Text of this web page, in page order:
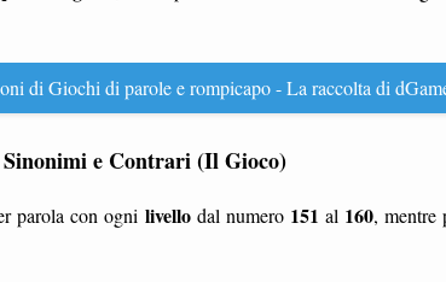
di Giochi di parole e rompicapo - La raccolta di
e Contrari (Il Gioco)
parola con ogni livellodal numero 151 al 160, mentre